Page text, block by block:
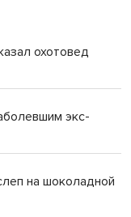
охотовед
экс-
на шоколадной